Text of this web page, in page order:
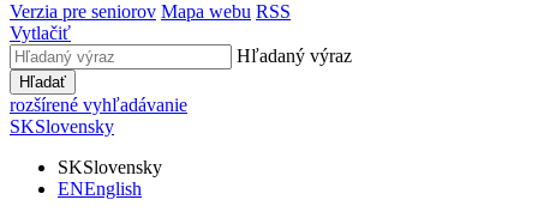
Verzia pre seniorov Mapa webu RSS
Vytlačiť
Hľadaný výraz
Hľadať
rozšírené vyhľadávanie
SKSlovensky
SKSlovensky
ENEnglish